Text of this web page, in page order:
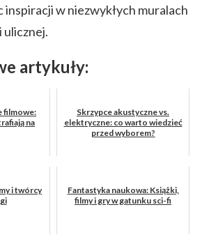
inspiracji w niezwykłych muralach
ulicznej.
artykuły:
filmowe:
na
Skrzypce akustyczne vs.
elektryczne: co warto wiedzieć
przed wyborem?
i twórcy
Fantastyka naukowa: Książki,
filmy i gry w gatunku sci-fi